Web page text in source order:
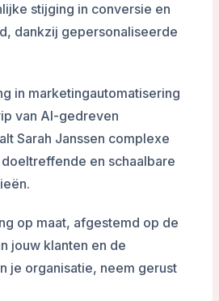
stijging in conversie en
dankzij gepersonaliseerde
in marketingautomatisering
van AI-gedreven
Sarah Janssen complexe
en schaalbare
op maat, afgestemd op de
jouw klanten en de
je organisatie, neem gerust